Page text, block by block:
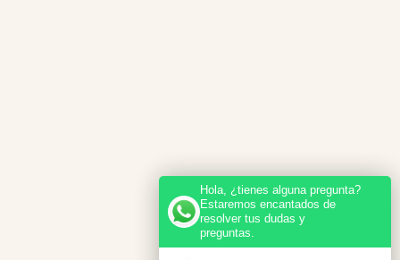
Hola, ¿tienes alguna pregunta?
Estaremos encantados de
resolver tus dudas y
preguntas.